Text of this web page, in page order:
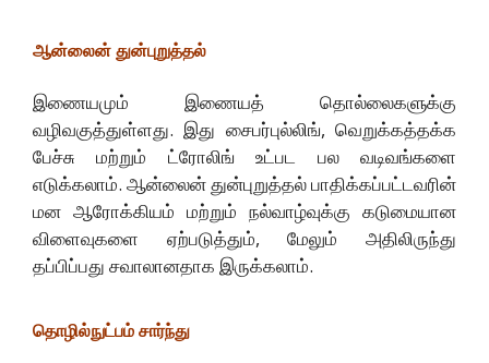
ஆன்லைன் துன்புறுத்தல்
இணையமும் இணையத் தொல்லைகளுக்கு
வழிவகுத்துள்ளது. இது சைபர்புல்லிங், வெறுக்கத்தக்க
பேச்சு மற்றும் ட்ரோலிங் உட்பட பல வடிவங்களை
எடுக்கலாம். ஆன்லைன் துன்புறுத்தல் பாதிக்கப்பட்டவரின்
மன ஆரோக்கியம் மற்றும் நல்வாழ்வுக்கு கடுமையான
விளைவுகளை ஏற்படுத்தும், மேலும் அதிலிருந்து
தப்பிப்பது சவாலானதாக இருக்கலாம்.
தொழில்நுட்பம் சார்ந்து